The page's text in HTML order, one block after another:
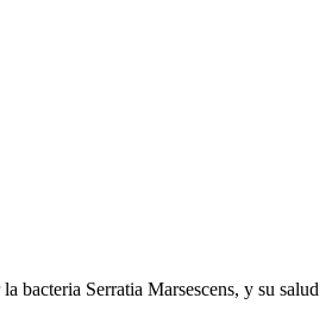
bacteria Serratia Marsescens, y su salud